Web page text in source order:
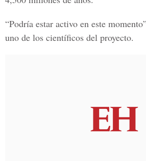
“Podría estar activo en este
uno de los científicos del proyecto.